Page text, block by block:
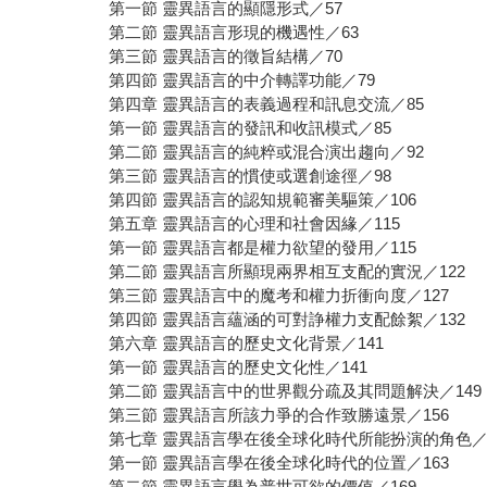
第一節 靈異語言的顯隱形式／57
第二節 靈異語言形現的機遇性／63
第三節 靈異語言的徵旨結構／70
第四節 靈異語言的中介轉譯功能／79
第四章 靈異語言的表義過程和訊息交流／85
第一節 靈異語言的發訊和收訊模式／85
第二節 靈異語言的純粹或混合演出趨向／92
第三節 靈異語言的慣使或選創途徑／98
第四節 靈異語言的認知規範審美驅策／106
第五章 靈異語言的心理和社會因緣／115
第一節 靈異語言都是權力欲望的發用／115
第二節 靈異語言所顯現兩界相互支配的實況／122
第三節 靈異語言中的魔考和權力折衝向度／127
第四節 靈異語言蘊涵的可對諍權力支配餘絮／132
第六章 靈異語言的歷史文化背景／141
第一節 靈異語言的歷史文化性／141
第二節 靈異語言中的世界觀分疏及其問題解決／149
第三節 靈異語言所該力爭的合作致勝遠景／156
第七章 靈異語言學在後全球化時代所能扮演的角色
第一節 靈異語言學在後全球化時代的位置／163